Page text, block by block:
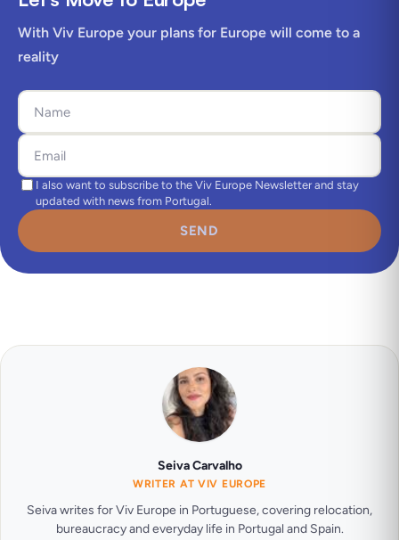
With Viv Europe your plans for Europe will come to a
reality
I also want to subscribe to the Viv Europe Newsletter and stay
updated with news from Portugal.
SEND
Seiva Carvalho
WRITER AT VIV EUROPE
Seiva writes for Viv Europe in Portuguese, covering relocation,
bureaucracy and everyday life in Portugal and Spain.